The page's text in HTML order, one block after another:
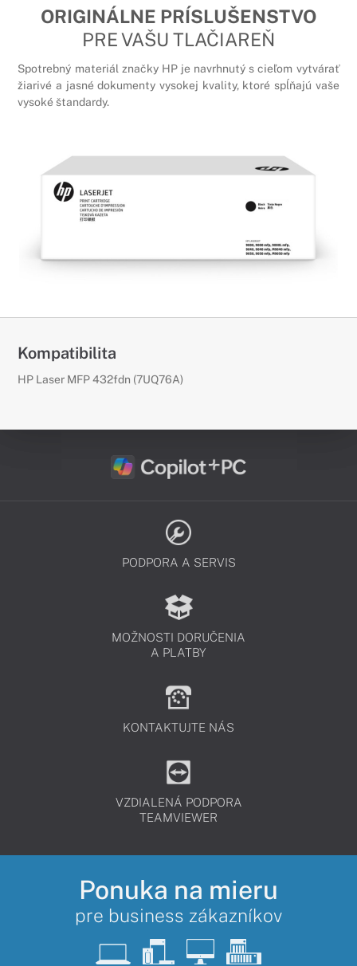
ORIGINÁLNE PRÍSLUŠENSTVO
PRE VAŠU TLAČIAREŇ
Spotrebný materiál značky HP je navrhnutý s cieľom vytvárať
žiarivé a jasné dokumenty vysokej kvality, ktoré spĺňajú vaše
vysoké štandardy.
Kompatibilita
HP Laser MFP 432fdn (7UQ76A)
PODPORA A SERVIS
MOŽNOSTI DORUČENIA
A PLATBY
KONTAKTUJTE NÁS
VZDIALENÁ PODPORA
TEAMVIEWER
Ponuka na mieru
pre business zákazníkov